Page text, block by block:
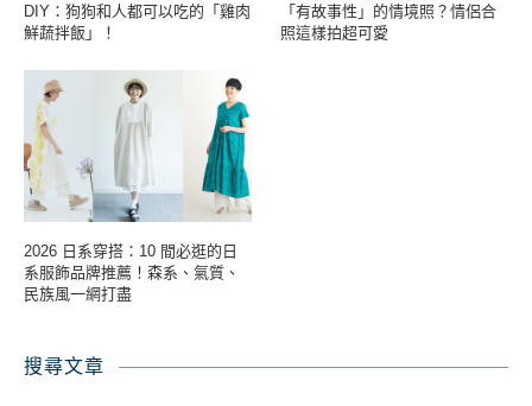
DIY：狗狗和人都可以吃的「雞肉
鮮蔬拌飯」！
「有故事性」的情境照？情侶合
照這樣拍超可愛
2026 日系穿搭：10 間必逛的日
系服飾品牌推薦！森系、氣質、
民族風一網打盡
搜尋文章